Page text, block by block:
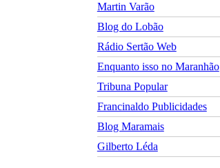
Martin Varão
Blog do Lobão
Rádio Sertão Web
Enquanto isso no Maranhão
Tribuna Popular
Francinaldo Publicidades
Blog Maramais
Gilberto Léda